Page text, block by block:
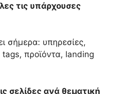
τις υπάρχουσες
σήμερα: υπηρεσίες,
tags, προϊόντα, landing
σελίδες ανά θεματική